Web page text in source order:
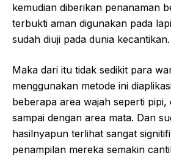
kemudian diberikan penanaman
terbukti aman digunakan pada
sudah diuji pada dunia kecantikan.
Maka dari itu tidak sedikit para
menggunakan metode ini
beberapa area wajah seperti pipi,
sampai dengan area mata. Dan
hasilnyapun terlihat sangat
penampilan mereka semakin